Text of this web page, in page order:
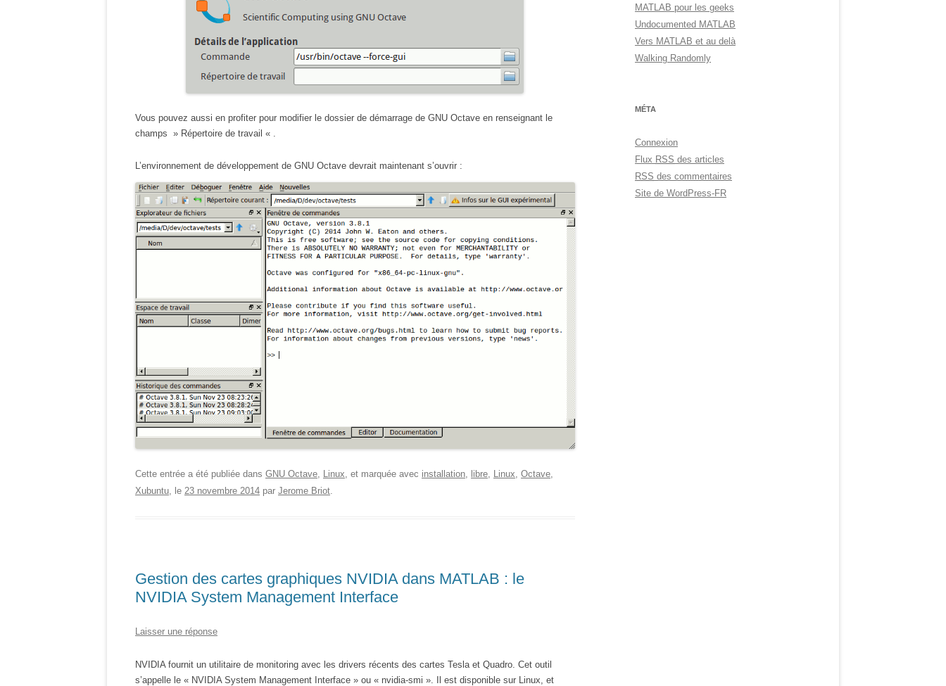
Vous pouvez aussi en profiter pour modifier le dossier de démarrage de GNU Octave en renseignant le
champs » Répertoire de travail « .
L’environnement de développement de GNU Octave devrait maintenant s’ouvrir :
Cette entrée a été publiée dans GNU Octave, Linux, et marquée avec installation, libre, Linux, Octave,
Xubuntu, le 23 novembre 2014 par Jerome Briot.
Gestion des cartes graphiques NVIDIA dans MATLAB : le
NVIDIA System Management Interface
Laisser une réponse
NVIDIA fournit un utilitaire de monitoring avec les drivers récents des cartes Tesla et Quadro. Cet outil
s’appelle le « NVIDIA System Management Interface » ou « nvidia-smi ». Il est disponible sur Linux, et
MATLAB pour les geeks
Undocumented MATLAB
Vers MATLAB et au delà
Walking Randomly
MÉTA
Connexion
Flux RSS des articles
RSS des commentaires
Site de WordPress-FR